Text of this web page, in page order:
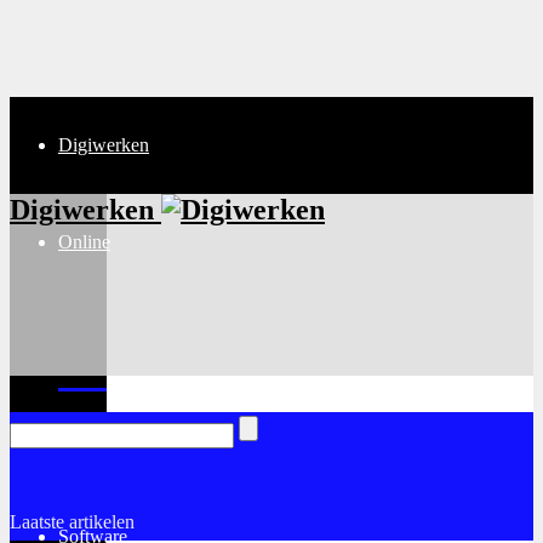
Digiwerken
Online
Software
Digiwerken
Laatste artikelen